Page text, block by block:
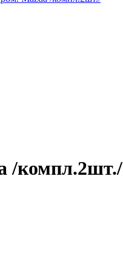
/компл.2шт./